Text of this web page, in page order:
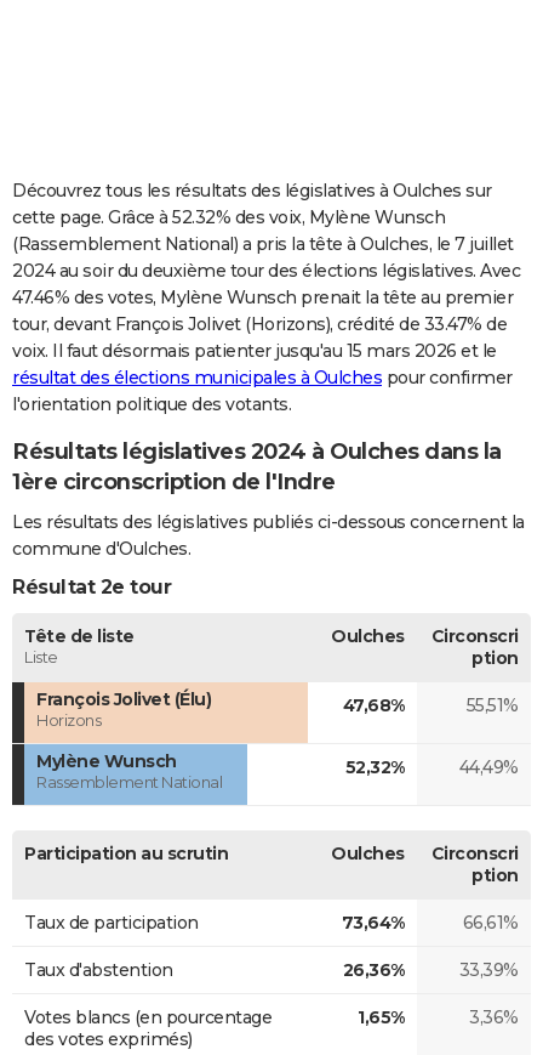
Carte de Noël
Carte Bonne année
Carte Saint-Valentin
Carte Pâques
Carte d'anniversaire
DICTIONNAIRE
Dictionnaire
Biographies
Citations
Expressions
Proverbes
PROGRAMME TV
COPAINS D'AVANT
S'inscrire
Se connecter
Lycées
Collèges
Primaires
Universités
Entreprises
Service militaire
Avis de recherche
AVIS DE DÉCÈS
Découvrez tous les résultats des législatives à Oulches sur
cette page. Grâce à 52.32% des voix, Mylène Wunsch
(Rassemblement National) a pris la tête à Oulches, le 7 juillet
2024 au soir du deuxième tour des élections législatives. Avec
47.46% des votes, Mylène Wunsch prenait la tête au premier
tour, devant François Jolivet (Horizons), crédité de 33.47% de
voix. Il faut désormais patienter jusqu'au 15 mars 2026 et le
résultat des élections municipales à Oulches pour confirmer
l'orientation politique des votants.
Résultats législatives 2024 à Oulches dans la
1ère circonscription de l'Indre
Les résultats des législatives publiés ci-dessous concernent la
commune d'Oulches.
Résultat 2e tour
Tête de liste
Liste
Oulches
Circonscri
ption
François Jolivet (Élu)
Horizons
47,68% 55,51%
Mylène Wunsch
Rassemblement National
52,32% 44,49%
Participation au scrutin Oulches
Circonscri
ption
Taux de participation 73,64% 66,61%
Taux d'abstention 26,36% 33,39%
Votes blancs (en pourcentage
des votes exprimés)
1,65% 3,36%